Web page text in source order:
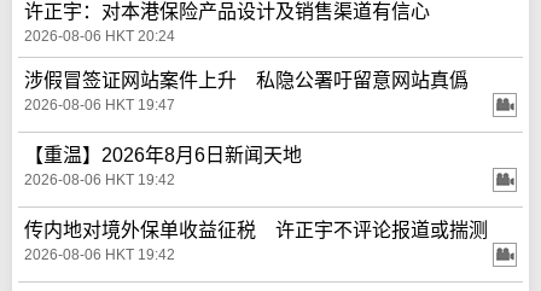
许正宇：对本港保险产品设计及销售渠道有信心
2026-08-06 HKT 20:24
涉假冒签证网站案件上升 私隐公署吁留意网站真僞
2026-08-06 HKT 19:47
【重温】2026年8月6日新闻天地
2026-08-06 HKT 19:42
传内地对境外保单收益征税 许正宇不评论报道或揣测
2026-08-06 HKT 19:42